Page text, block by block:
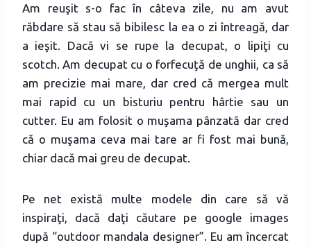
Am reuşit s-o fac în câteva zile, nu am avut
răbdare să stau să bibilesc la ea o zi întreagă, dar
a ieşit. Dacă vi se rupe la decupat, o lipiţi cu
scotch. Am decupat cu o forfecuţă de unghii, ca să
am precizie mai mare, dar cred că mergea mult
mai rapid cu un bisturiu pentru hârtie sau un
cutter. Eu am folosit o muşama pânzată dar cred
că o muşama ceva mai tare ar fi fost mai bună,
chiar dacă mai greu de decupat.
Pe net există multe modele din care să vă
inspiraţi, dacă daţi căutare pe google images
după “outdoor mandala designer”. Eu am încercat